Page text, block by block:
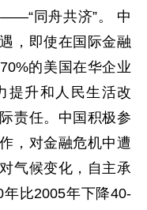
同舟共济”。 中
，即使在国际金融
的美国在华企业
提升和人民生活改
责任。中国积极参
，对金融危机中遭
气候变化，自主承
比2005年下降40-